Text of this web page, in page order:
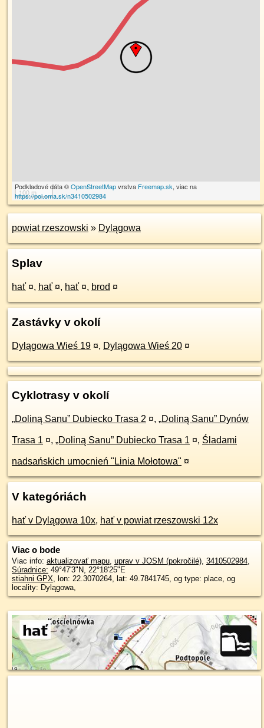
100 m
Podkladové dáta ©OpenStreetMapvrstva Freemap.sk, viac na
https://poi.oma.sk/n3410502984
powiat rzeszowski » Dylągowa
Splav
hať ¤, hať ¤, hať ¤, brod ¤
Zastávky v okolí
Dylągowa Wieś 19 ¤, Dylągowa Wieś 20 ¤
Cyklotrasy v okolí
„Doliną Sanu” Dubiecko Trasa 2 ¤, „Doliną Sanu” Dynów
Trasa 1 ¤, „Doliną Sanu” Dubiecko Trasa 1 ¤, Śladami
nadsańskich umocnień "Linia Mołotowa" ¤
V kategóriách
hať v Dylągowa 10x, hať v powiat rzeszowski 12x
Viac o bode
Viac info: aktualizovať mapu, uprav v JOSM (pokročilé), 3410502984,
Súradnice: 49°47'3"N, 22°18'25"E
stiahni GPX, lon: 22.3070264, lat: 49.7841745, og type: place, og
locality: Dylągowa,